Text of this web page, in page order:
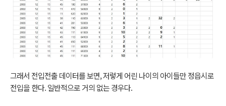
그래서 전입전출 데이터를 보면, 저렇게 어린 나이의 아이들만 정읍시로
전입을 한다. 일반적으로 거의 없는 경우다.